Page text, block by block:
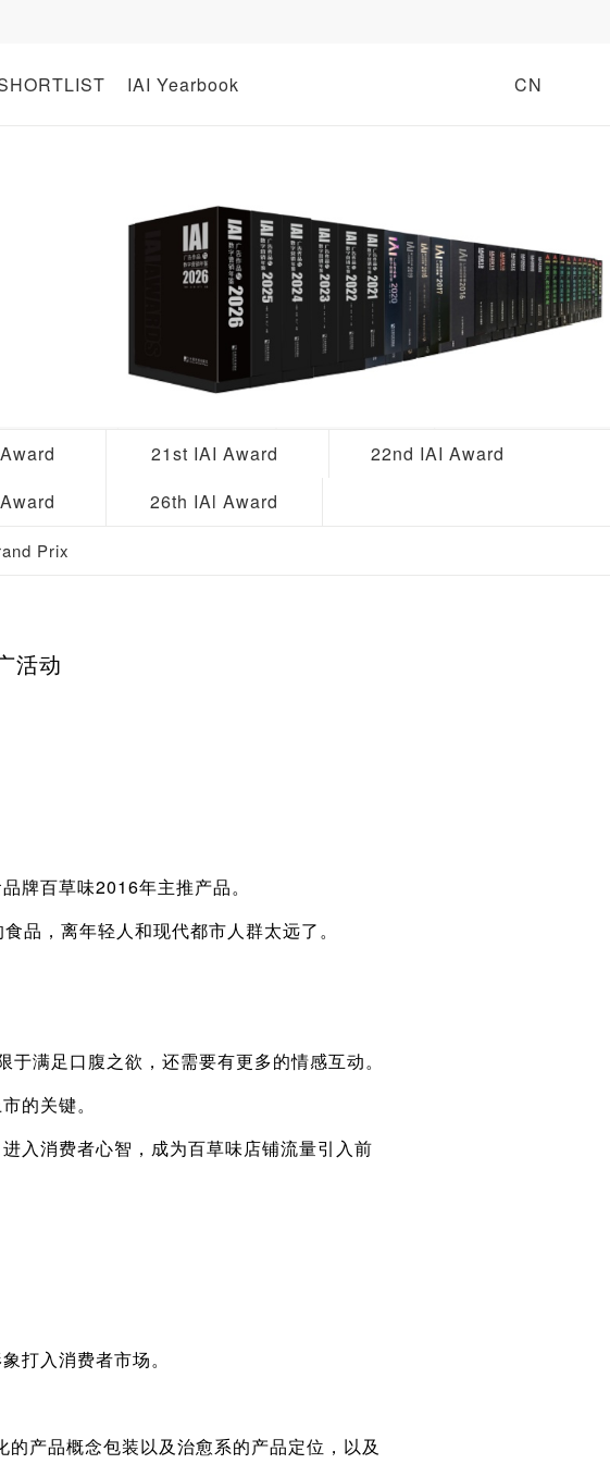
IAI Yearbook CN
21st IAI Award
22nd IAI Award
26th IAl Award
Prix
活动
百草味2016年主推产品。
品，离年轻人和现代都市人群太远了。
满足口腹之欲，还需要有更多的情感互动。
的关键。
消费者心智，成为百草味店铺流量引入前
入消费者市场。
产品概念包装以及治愈系的产品定位，以及